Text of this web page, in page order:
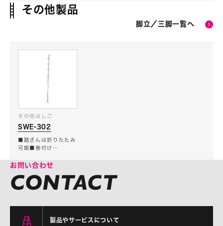
その他製品
脚立／三脚一覧へ
SWE-302
その他はしご
■踏ざんは折りたたみ
可能■巻付け…
お問い合わせ
製品やサービスについて